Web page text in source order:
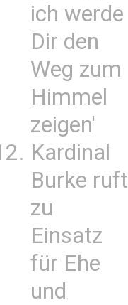
ich werde
Dir den
Weg zum
Himmel
zeigen'
Kardinal
Burke ruft
zu
Einsatz
für Ehe
und